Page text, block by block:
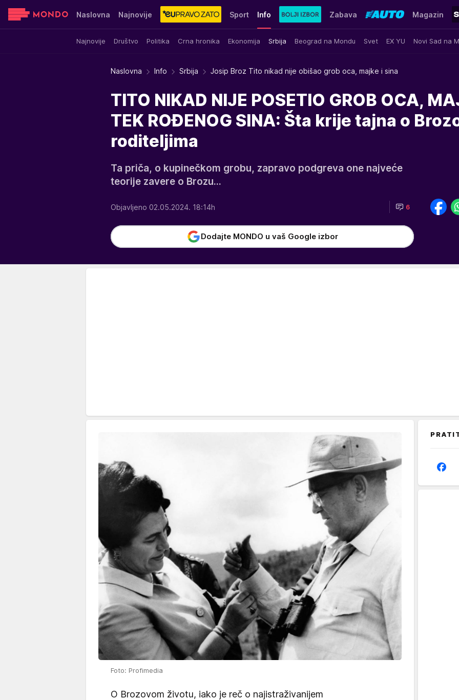
Naslovna Najnovije Sport Info
Najnovije Društvo Politika Crna hronika Ekonomija Srbija Beograd na Mondu Svet EX YU Novi Sad na
Zabava Magazin
Sensa Stvar ukusa Yumama
Naslovna Info Srbija Josip Broz Tito nikad nije obišao grob oca, majke i sina
TITO NIKAD NIJE POSETIO GROB OCA,
TEK ROĐENOG SINA: Šta krije tajna o
roditeljima
Ta priča, o kupinečkom grobu, zapravo podgreva one najveće
teorije zavere o Brozu...
Objavljeno 02.05.2024. 18:14h 6
Dodajte MONDO u vaš Google izbor
Foto: Profimedia
O Brozovom životu, iako je reč o najistraživanijem